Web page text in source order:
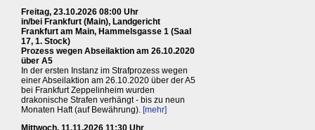
Freitag, 23.10.2026 08:00 Uhr
in/bei Frankfurt (Main), Landgericht
Frankfurt am Main, Hammelsgasse 1 (Saal
17, 1. Stock)
Prozess wegen Abseilaktion am 26.10.2020
über A5
In der ersten Instanz im Strafprozess wegen
einer Abseilaktion am 26.10.2020 über der A5
bei Frankfurt Zeppelinheim wurden
drakonische Strafen verhängt - bis zu neun
Monaten Haft (auf Bewährung). [mehr]